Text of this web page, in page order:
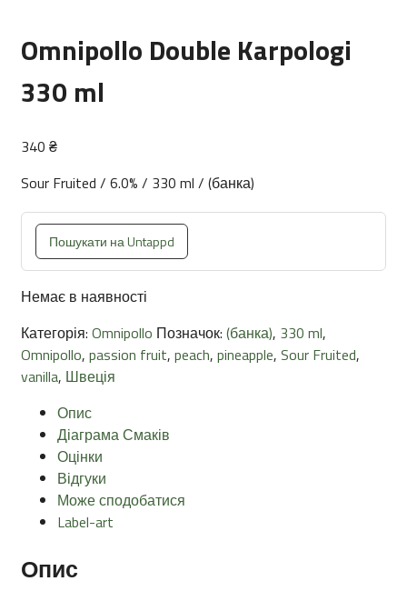
Omnipollo Double Karpologi
330 ml
340 ₴
Sour Fruited / 6.0% / 330 ml / (банка)
Пошукати на Untappd
Немає в наявності
Категорія: Omnipollo Позначок: (банка), 330 ml,
Omnipollo, passion fruit, peach, pineapple, Sour Fruited,
vanilla, Швеція
Опис
Діаграма Смаків
Оцінки
Відгуки
Може сподобатися
Label-art
Опис